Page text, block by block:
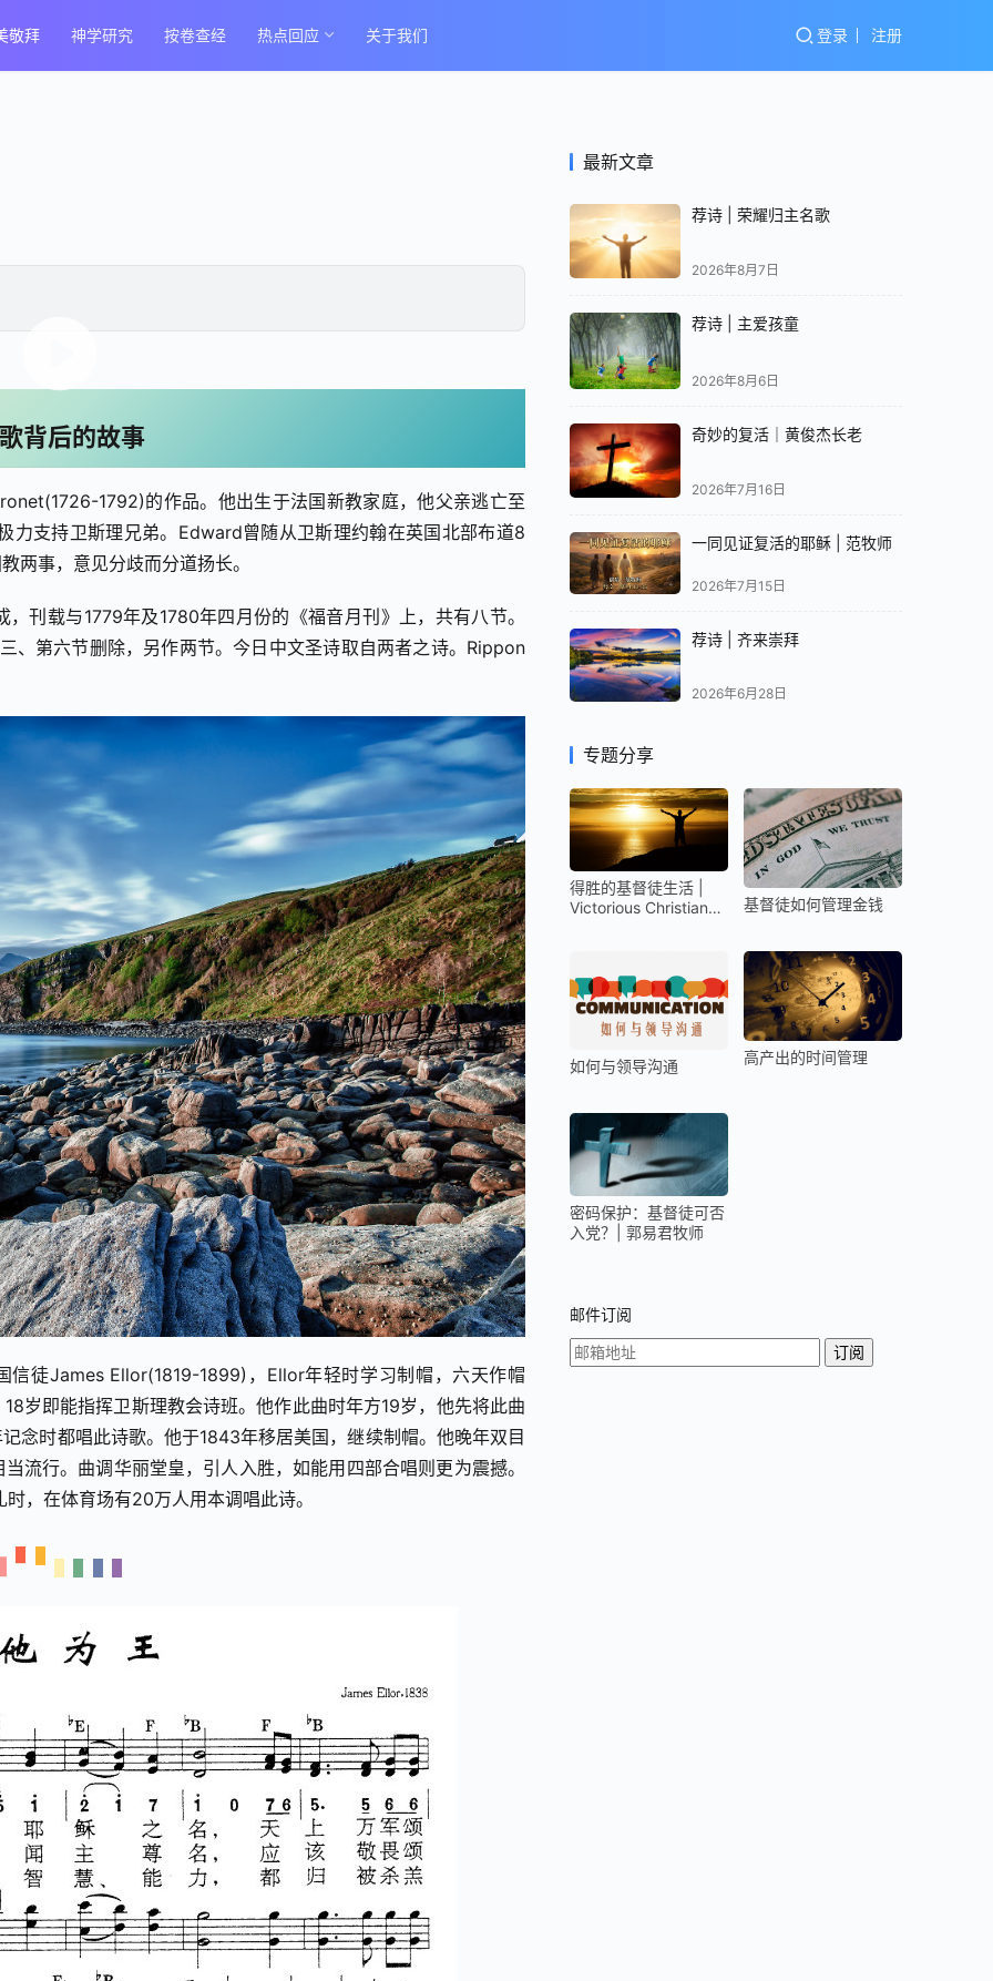
敬拜 神学研究 按卷查经 热点回应 关于我们 登录 注册
背后的故事
1792)的作品。他出生于法国新教家庭，他父亲逃亡至
力支持卫斯理兄弟。Edward曾随从卫斯理约翰在英国北部布道8
两事，意见分歧而分道扬长。
刊载与1779年及1780年四月份的《福音月刊》上，共有八节。
、第六节删除，另作两节。今日中文圣诗取自两者之诗。Rippon
James Ellor(1819-1899)，Ellor年轻时学习制帽，六天作帽
岁即能指挥卫斯理教会诗班。他作此曲时年方19岁，他先将此曲
念时都唱此诗歌。他于1843年移居美国，继续制帽。他晚年双目
流行。曲调华丽堂皇，引人入胜，如能用四部合唱则更为震撼。
，在体育场有20万人用本调唱此诗。
最新文章
荐诗 | 荣耀归主名歌
2026年8月7日
荐诗 | 主爱孩童
2026年8月6日
奇妙的复活｜黄俊杰长老
2026年7月16日
一同见证复活的耶稣 | 范牧师
2026年7月15日
荐诗 | 齐来崇拜
2026年6月28日
专题分享
得胜的基督徒生活 |
Victorious Christian
基督徒如何管理金钱
如何与领导沟通 高产出的时间管理
密码保护：基督徒可否
入党？| 郭易君牧师
邮件订阅